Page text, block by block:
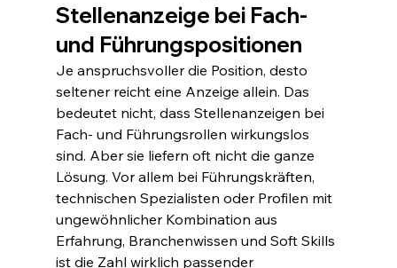
Stellenanzeige bei Fach-
und Führungspositionen
Je anspruchsvoller die Position, desto
seltener reicht eine Anzeige allein. Das
bedeutet nicht, dass Stellenanzeigen bei
Fach- und Führungsrollen wirkungslos
sind. Aber sie liefern oft nicht die ganze
Lösung. Vor allem bei Führungskräften,
technischen Spezialisten oder Profilen mit
ungewöhnlicher Kombination aus
Erfahrung, Branchenwissen und Soft Skills
ist die Zahl wirklich passender